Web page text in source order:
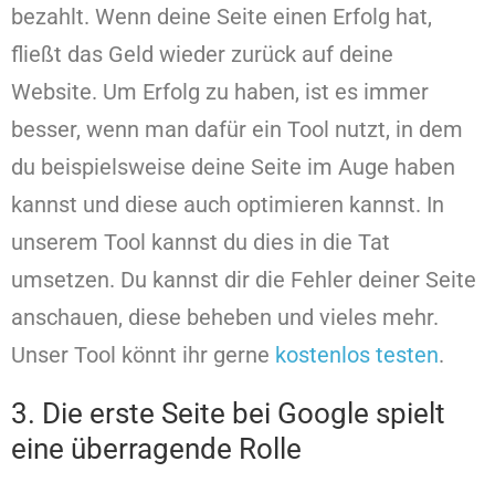
bezahlt. Wenn deine Seite einen Erfolg hat,
fließt das Geld wieder zurück auf deine
Website. Um Erfolg zu haben, ist es immer
besser, wenn man dafür ein Tool nutzt, in dem
du beispielsweise deine Seite im Auge haben
kannst und diese auch optimieren kannst. In
unserem Tool kannst du dies in die Tat
umsetzen. Du kannst dir die Fehler deiner Seite
anschauen, diese beheben und vieles mehr.
Unser Tool könnt ihr gerne kostenlos testen.
3. Die erste Seite bei Google spielt
eine überragende Rolle